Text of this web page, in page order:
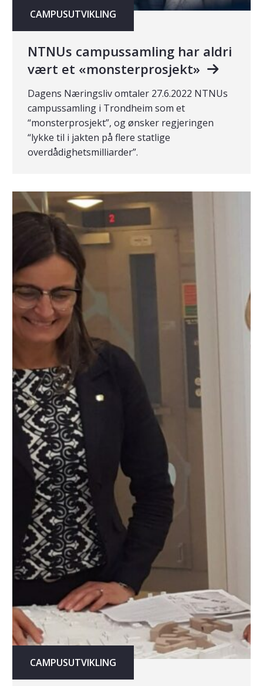
CAMPUSUTVIKLING
NTNUs campussamling har aldri
vært et «monsterprosjekt»
Dagens Næringsliv omtaler 27.6.2022 NTNUs
campussamling i Trondheim som et
“monsterprosjekt”, og ønsker regjeringen
“lykke til i jakten på flere statlige
overdådighetsmilliarder”.
CAMPUSUTVIKLING